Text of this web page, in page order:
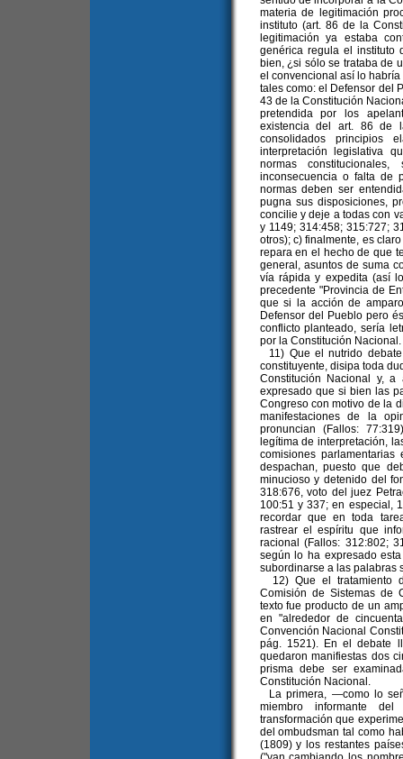
materia de legitimación
instituto (art. 86 de la
legitimación ya estaba
genérica regula el instituto
bien, ¿si sólo se trataba de
el convencional así lo
tales como: el Defensor del
43 de la Constitución
pretendida por los
existencia del art. 86 de
consolidados principios
interpretación legislativa
normas
inconsecuencia o falta de
normas deben ser
pugna sus disposiciones,
concilie y deje a todas con
y 1149; 314:458; 315:727;
otros); c) finalmente, es
repara en el hecho de que
general, asuntos de suma
vía rápida y expedita (así
precedente "Provincia de
que si la acción de
Defensor del Pueblo pero
conflicto planteado, sería
por la Constitución Nacional.
11) Que el nutrido
constituyente, disipa toda
Constitución Nacional y,
expresado que si bien las
Congreso con motivo de la
manifestaciones de la
pronuncian (Fallos:
legítima de interpretación,
comisiones
despachan, puesto que
minucioso y detenido del
318:676, voto del juez
100:51 y 337; en especial,
recordar que en toda
rastrear el espíritu que
racional (Fallos: 312:802;
según lo ha expresado
subordinarse a las palabras
12) Que el tratamiento
Comisión de Sistemas de
texto fue producto de un
en "alrededor de
Convención Nacional
pág. 1521). En el debate
quedaron manifiestas dos
prisma debe ser
Constitución Nacional.
La primera, —como lo
miembro informante
transformación que
del ombudsman tal como
(1809) y los restantes